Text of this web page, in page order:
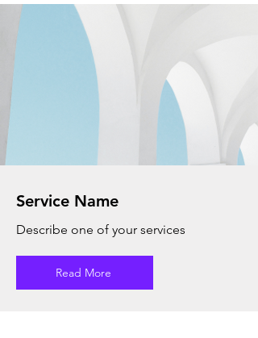
Service Name
Describe one of your services
Read More